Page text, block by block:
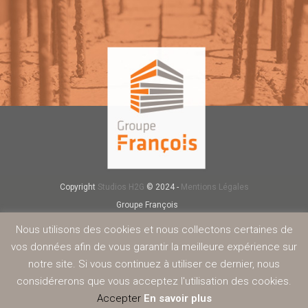
Copyright Studios H2G © 2024 - Mentions Légales
Groupe François
Carrière
Redi-Rock
Béton
Service
Nous utilisons des cookies et nous collectons certaines de
vos données afin de vous garantir la meilleure expérience sur
notre site. Si vous continuez à utiliser ce dernier, nous
considérerons que vous acceptez l'utilisation des cookies.
Accepter En savoir plus